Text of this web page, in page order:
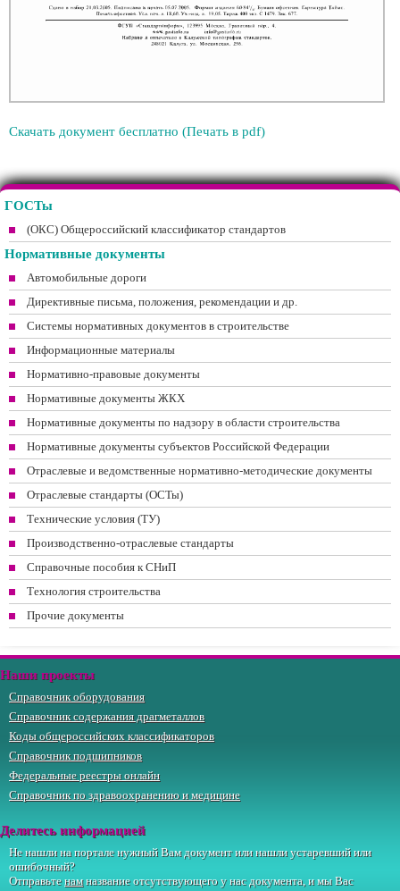
Скачать документ бесплатно (Печать в pdf)
ГОСТы
(ОКС) Общероссийский классификатор стандартов
Нормативные документы
Автомобильные дороги
Директивные письма, положения, рекомендации и др.
Системы нормативных документов в строительстве
Информационные материалы
Нормативно-правовые документы
Нормативные документы ЖКХ
Нормативные документы по надзору в области строительства
Нормативные документы субъектов Российской Федерации
Отраслевые и ведомственные нормативно-методические документы
Отраслевые стандарты (ОСТы)
Технические условия (ТУ)
Производственно-отраслевые стандарты
Справочные пособия к СНиП
Технология строительства
Прочие документы
Наши проекты
Справочник оборудования
Справочник содержания драгметаллов
Коды общероссийских классификаторов
Справочник подшипников
Федеральные реестры онлайн
Справочник по здравоохранению и медицине
Делитесь информацией
Не нашли на портале нужный Вам документ или нашли устаревший или
ошибочный?
Отправьтенамназвание отсутствующего у нас документа, и мы Вас